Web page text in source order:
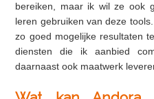
bereiken, maar ik wil ze ook
leren gebruiken van deze
zo goed mogelijke resultaten
diensten die ik aanbied
daarnaast ook maatwerk